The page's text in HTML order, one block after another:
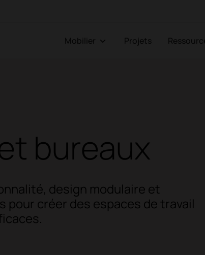
Mobilier Projets
bureaux
design modulaire et
pour créer des espaces de travail